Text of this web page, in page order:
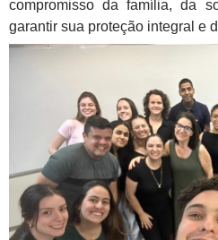
compromisso da família, da
garantir sua proteção integral e